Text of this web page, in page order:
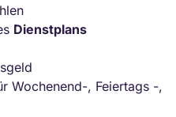
Dienstplans
Wochenend-, Feiertags -,